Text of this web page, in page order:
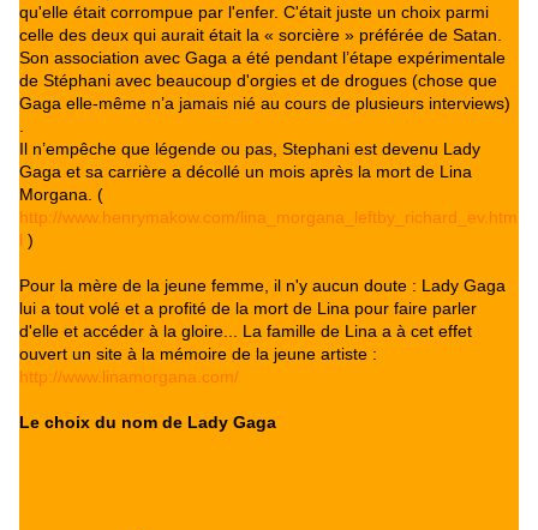
qu'elle était corrompue par l'enfer. C'était juste un choix parmi
celle des deux qui aurait était la « sorcière » préférée de Satan.
Son association avec Gaga a été pendant l’étape expérimentale
de Stéphani avec beaucoup d'orgies et de drogues (chose que
Gaga elle-même n’a jamais nié au cours de plusieurs interviews)
Il n’empêche que légende ou pas, Stephani est devenu Lady
Gaga et sa carrière a décollé un mois après la mort de Lina
Morgana. (
http://www.henrymakow.com/lina_morgana_leftby_richard_ev.htm
l )
Pour la mère de la jeune femme, il n'y aucun doute : Lady Gaga
lui a tout volé et a profité de la mort de Lina pour faire parler
d'elle et accéder à la gloire... La famille de Lina a à cet effet
ouvert un site à la mémoire de la jeune artiste :
http://www.linamorgana.com/
Le choix du nom de Lady Gaga